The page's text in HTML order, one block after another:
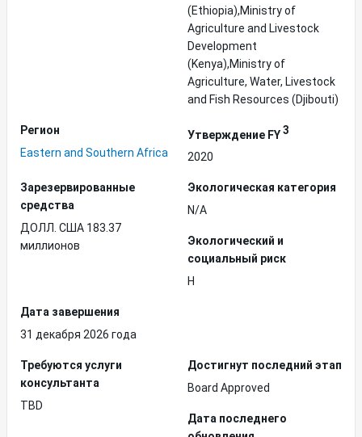
(Ethiopia),Ministry of
Agriculture and Livestock
Development
(Kenya),Ministry of
Agriculture, Water, Livestock
and Fish Resources (Djibouti)
Регион
Eastern and Southern Africa
Утверждение FY3
2020
Зарезервированные
средства
ДОЛЛ. США 183.37
миллионов
Экологическая категория
N/A
Экологический и
социальный риск
H
Дата завершения
31 декабря 2026 года
Требуются услуги
консультанта
TBD
Достигнут последний этап
Board Approved
Дата последнего